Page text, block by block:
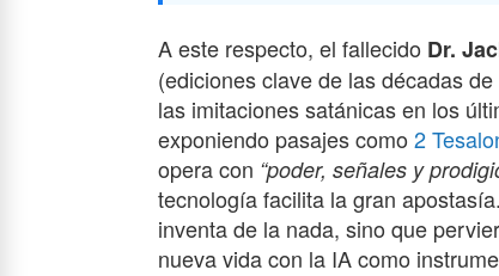
A este respecto, el fallecido Dr.
(ediciones clave de las décadas
las imitaciones satánicas en los
exponiendo pasajes como 2
opera con “poder, señales y
tecnología facilita la gran
inventa de la nada, sino que
nueva vida con la IA como